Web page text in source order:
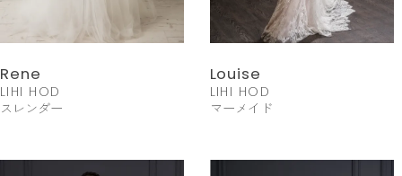
Rene
LIHI HOD
スレンダー
Louise
LIHI HOD
マーメイド